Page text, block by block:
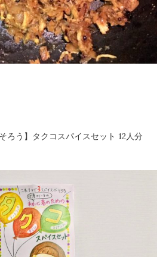
ろう】
タクコスパイスセット 12人分